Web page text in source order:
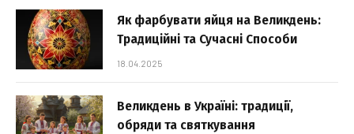
Як фарбувати яйця на Великдень:
Традиційні та Сучасні Способи
18.04.2025
Великдень в Україні: традиції,
обряди та святкування